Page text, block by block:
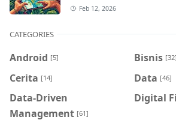
Feb 12, 2026
CATEGORIES
Android [5] Bisnis [32]
Cerita [14] Data [46]
Data-Driven
Management [61]
Digital